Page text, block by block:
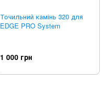
Точильний камінь 320 для
EDGE PRO System
1 000 грн